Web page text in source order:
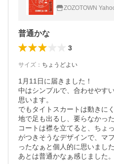
ZOZOTOWN
普通かな
3
サイズ ： ちょうどよい
1月11日に届きました！
中はシンプルで、合わせやす
思います。
でもタイトスカートは動きに
地で足も出るし、要らなかっ
コートは襟を立てると、ちょ
がつきそうなデザインで、マ
ったなぁと個人的に思いました
あとは普通かなぁ感じました。